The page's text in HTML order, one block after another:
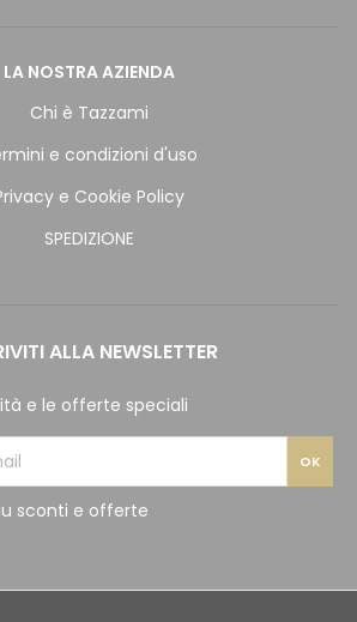
LA NOSTRA AZIENDA
Chi è Tazzami
e condizioni d'uso
e Cookie Policy
SPEDIZIONE
ALLA NEWSLETTER
e le offerte speciali
sconti e offerte